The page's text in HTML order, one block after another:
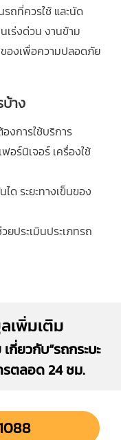
ถที่ควรใช้ และนัด
เร่งด่วน งานข้าม
องเพื่อความปลอดภัย
าง
งการใช้บริการ
อร์นิเจอร์ เครื่องใช้
ด ระยะทางเข็นของ
ยประเมินประเภทรถ
เพิ่มเติม
ยวกับ“รถกระบะ
รตลอด 24 ชม.